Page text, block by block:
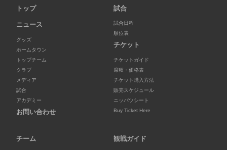
トップ
ニュース
グッズ
ホームタウン
トップチーム
クラブ
メディア
試合
アカデミー
お問い合わせ
試合
試合日程
順位表
チケット
チケットガイド
席種・価格表
チケット購入方法
販売スケジュール
ニッパツシート
Buy Ticket Here
チーム 観戦ガイド